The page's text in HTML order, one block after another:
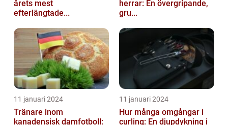
årets mest
efterlängtade...
herrar: En övergripande,
gru...
11 januari 2024
Tränare inom
kanadensisk damfotboll:
11 januari 2024
Hur många omgångar i
curling: En djupdykning i